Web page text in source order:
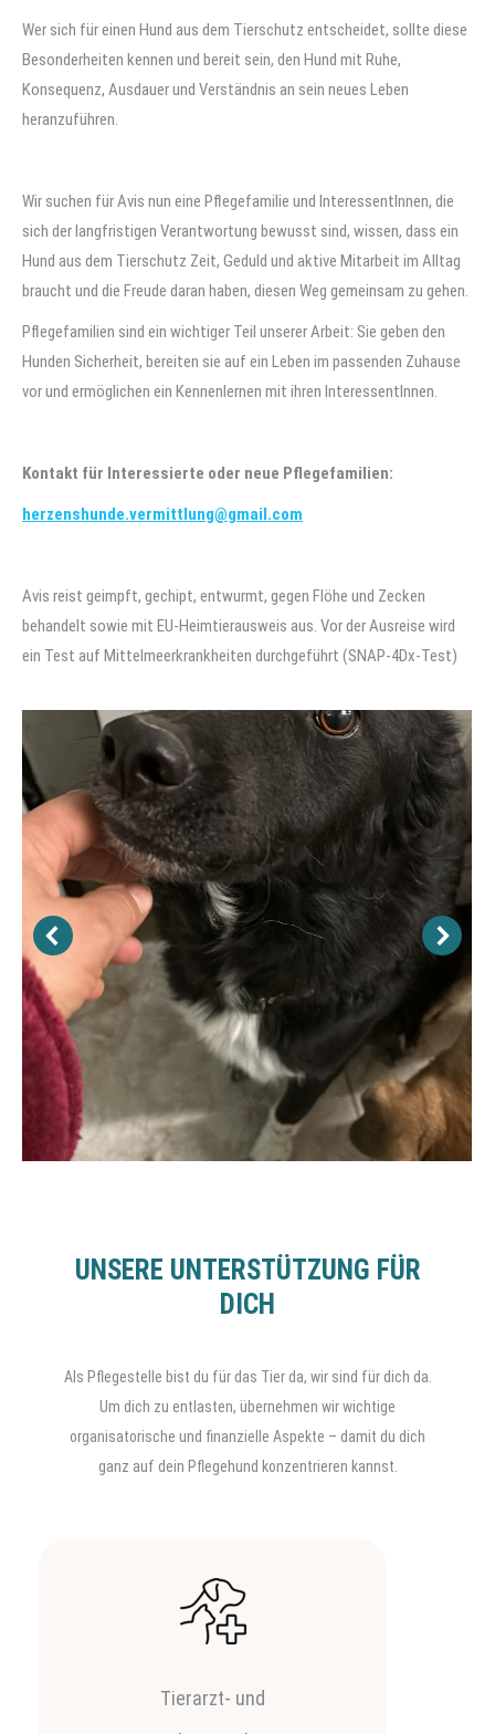
Wer sich für einen Hund aus dem Tierschutz entscheidet, sollte diese
Besonderheiten kennen und bereit sein, den Hund mit Ruhe,
Konsequenz, Ausdauer und Verständnis an sein neues Leben
heranzuführen.
Wir suchen für Avis nun eine Pflegefamilie und InteressentInnen, die
sich der langfristigen Verantwortung bewusst sind, wissen, dass ein
Hund aus dem Tierschutz Zeit, Geduld und aktive Mitarbeit im Alltag
braucht und die Freude daran haben, diesen Weg gemeinsam zu gehen.
Pflegefamilien sind ein wichtiger Teil unserer Arbeit: Sie geben den
Hunden Sicherheit, bereiten sie auf ein Leben im passenden Zuhause
vor und ermöglichen ein Kennenlernen mit ihren InteressentInnen.
Kontakt für Interessierte oder neue Pflegefamilien:
herzenshunde.vermittlung@gmail.com
Avis reist geimpft, gechipt, entwurmt, gegen Flöhe und Zecken
behandelt sowie mit EU-Heimtierausweis aus. Vor der Ausreise wird
ein Test auf Mittelmeerkrankheiten durchgeführt (SNAP-4Dx-Test)
UNSERE UNTERSTÜTZUNG FÜR
DICH
Als Pflegestelle bist du für das Tier da, wir sind für dich da.
Um dich zu entlasten, übernehmen wir wichtige
organisatorische und finanzielle Aspekte – damit du dich
ganz auf dein Pflegehund konzentrieren kannst.
Tierarzt- und